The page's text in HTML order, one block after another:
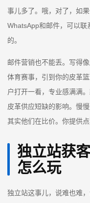
事儿多了。哦，对了，如
WhatsApp和邮件，可以联
的。
邮件营销也不能丢。写得
体育赛事，引到你的皮革
户打开一看，专业感满满
皮革供应短缺的影响。慢
其实他们在比价。你提供
独立站获
怎么玩
独立站这事儿，说难也难